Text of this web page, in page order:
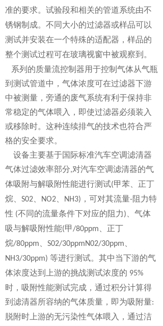
准的要求。试验段和相关的管道系统由不
锈钢制成。不同大小的过滤器或样品可以
测试并安装在一个特殊的适配器，样品的
整个测试过程可在玻璃视窗中被观察到。
系列的质量流控制器用于控制气体从气瓶
到测试管道中，气体浓度可在过滤器下游
中被测量，旁通的废气系统有利于保持非
常稳定的气体喂入，即使过滤器必须装入
或移除时。这种连续排气的技术也符合严
格的安全要求。
设备主要基于国际标准汽车空调滤清器
气体过滤效率部分,对汽车空调滤清器的气
体吸附与解吸附性能进行测试(甲苯、正丁
烷、 S02 NO2 NH3) ，可对其流量-阻力特
性 (不同的流量条件下对应的阻力) 、气体
吸与解吸附性能(甲/80ppm 、正丁
烷/80ppm S02/30ppmN02/30ppm
NH3/30ppm) 等进行测试。其中当下游的气
体浓度达到上游的挑战测试浓度的 95%
时，吸附性能测试完成，通过积分计算得
到滤清器所容纳的气体质量，即为吸附量:
脱附时上游的无污染性气体喂入，通过洁